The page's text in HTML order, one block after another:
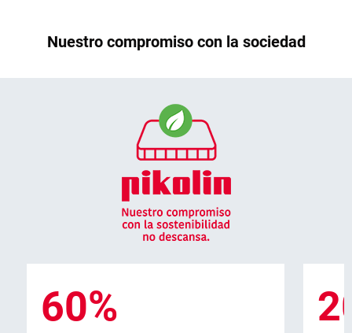
Nuestro compromiso con la sociedad
60%